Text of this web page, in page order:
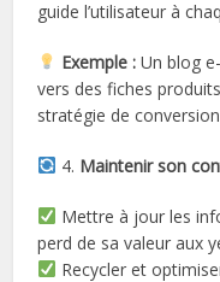
guide l’utilisateur à
Exemple : Un blog
vers des fiches
stratégie de
4. Maintenir son
Mettre à jour les
perd de sa valeur aux
Recycler et